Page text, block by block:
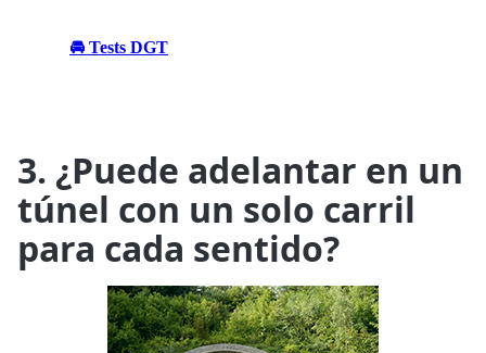
🚘 Tests DGT
3. ¿Puede adelantar en un
túnel con un solo carril
para cada sentido?